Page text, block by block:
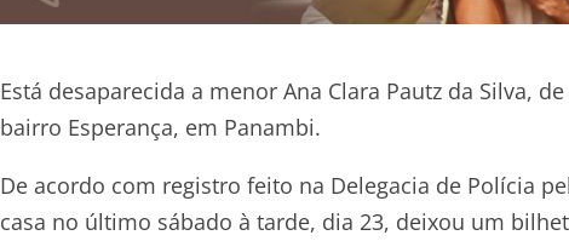
Está desaparecida a menor Ana Clara Pautz da Silva,
bairro Esperança, em Panambi.
De acordo com registro feito na Delegacia de Polícia
casa no último sábado à tarde, dia 23, deixou um